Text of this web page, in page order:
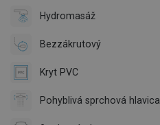
Hydromasáž
Bezzákrutový
Kryt PVC
Pohyblivá sprchová hlavica